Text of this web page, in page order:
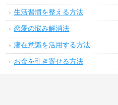
生活習慣を整える方法
恋愛の悩み解消法
潜在意識を活用する方法
お金を引き寄せる方法